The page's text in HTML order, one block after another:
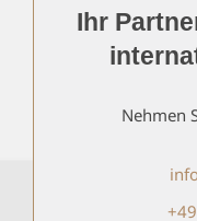
Ihr
Nehmen